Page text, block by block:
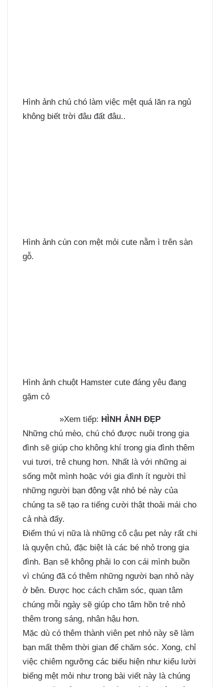
Hình ảnh chú chó làm việc mệt quá lăn ra ngủ
không biết trời đâu đất đâu..
Hình ảnh cún con mệt mỏi cute nằm ì trên sàn
gỗ.
Hình ảnh chuột Hamster cute đáng yêu đang
gặm cỏ
»Xem tiếp: HÌNH ẢNH ĐẸP
Những chú mèo, chú chó được nuôi trong gia
đình sẽ giúp cho không khí trong gia đình thêm
vui tươi, trẻ chung hơn. Nhất là với những ai
sống một mình hoặc với gia đình ít người thì
những người bạn động vật nhỏ bé này của
chúng ta sẽ tạo ra tiếng cười thật thoải mái cho
cả nhà đấy.
Điểm thú vị nữa là những cô cậu pet này rất chi
là quyện chủ, đặc biệt là các bé nhỏ trong gia
đình. Bạn sẽ không phải lo con cái mình buồn
vì chúng đã có thêm những người bạn nhỏ này
ở bên. Được học cách chăm sóc, quan tâm
chúng mỗi ngày sẽ giúp cho tâm hồn trẻ nhỏ
thêm trong sáng, nhân hậu hơn.
Mặc dù có thêm thành viên pet nhỏ này sẽ làm
bạn mất thêm thời gian để chăm sóc. Xong, chỉ
việc chiêm ngưỡng các biểu hiện như kiểu lười
biếng mệt mỏi như trong bài viết này là chúng